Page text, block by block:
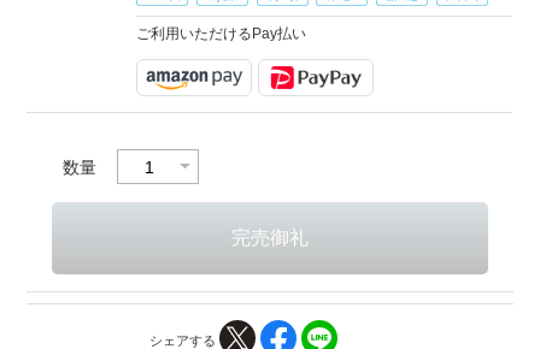
ご利用いただけるPay払い
数量
シェアする